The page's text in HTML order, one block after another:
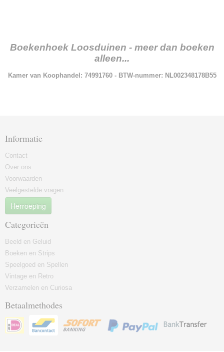
Boekenhoek Loosduinen - meer dan boeken
alleen...
Kamer van Koophandel: 74991760 - BTW-nummer: NL002348178B55
Informatie
Contact
Over ons
Voorwaarden
Veelgestelde vragen
Herroeping
Categorieën
Beeld en Geluid
Boeken en Strips
Speelgoed en Spellen
Vintage en Retro
Verzamelen en Curiosa
Betaalmethodes